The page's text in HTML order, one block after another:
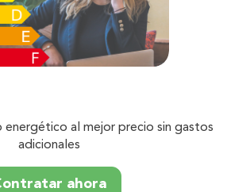
al mejor precio sin gastos
adicionales
ahora